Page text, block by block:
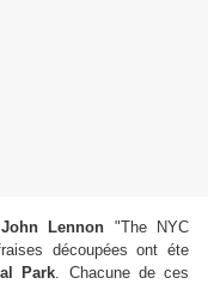
John Lennon "The NYC
découpées ont éte
Park. Chacune de ces